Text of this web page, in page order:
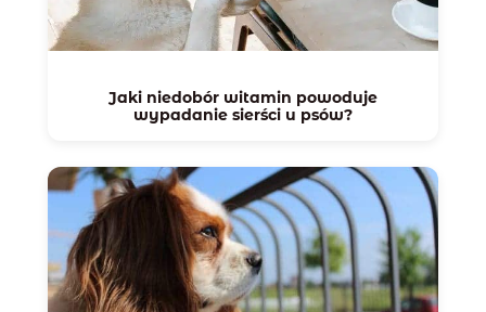
Jaki niedobór witamin powoduje
wypadanie sierści u psów?